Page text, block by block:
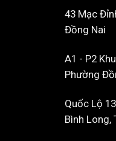
43 Mạc
Đồng Nai
A1 - P2
Phường
Quốc Lộ
Bình Long,